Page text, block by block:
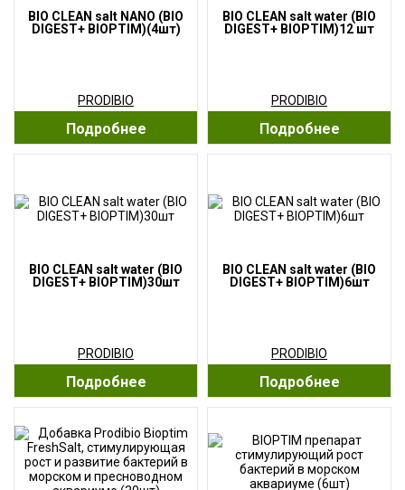
BIO CLEAN salt NANO (BIO
DIGEST+ BIOPTIM)(4шт)
PRODIBIO
Подробнее
BIO CLEAN salt water (BIO
DIGEST+ BIOPTIM)12 шт
PRODIBIO
Подробнее
BIO CLEAN salt water (BIO
DIGEST+ BIOPTIM)30шт
PRODIBIO
Подробнее
BIO CLEAN salt water (BIO
DIGEST+ BIOPTIM)6шт
PRODIBIO
Подробнее